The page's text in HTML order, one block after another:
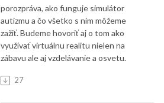
porozpráva, ako funguje simulátor
autizmu a čo všetko s ním môžeme
zažiť. Budeme hovoriť aj o tom ako
využívať virtuálnu realitu nielen na
zábavu ale aj vzdelávanie a osvetu.
27